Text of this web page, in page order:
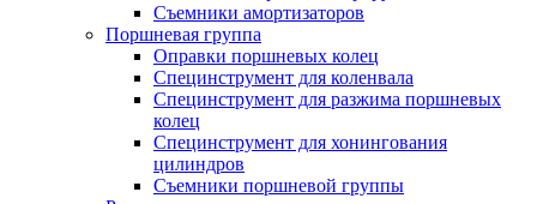
Съемники амортизаторов
Поршневая группа
Оправки поршневых колец
Специнструмент для коленвала
Специнструмент для разжима поршневых
колец
Специнструмент для хонингования
цилиндров
Съемники поршневой группы